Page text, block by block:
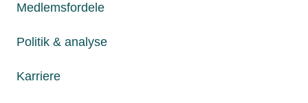
Medlemsfordele
Politik & analyse
Karriere